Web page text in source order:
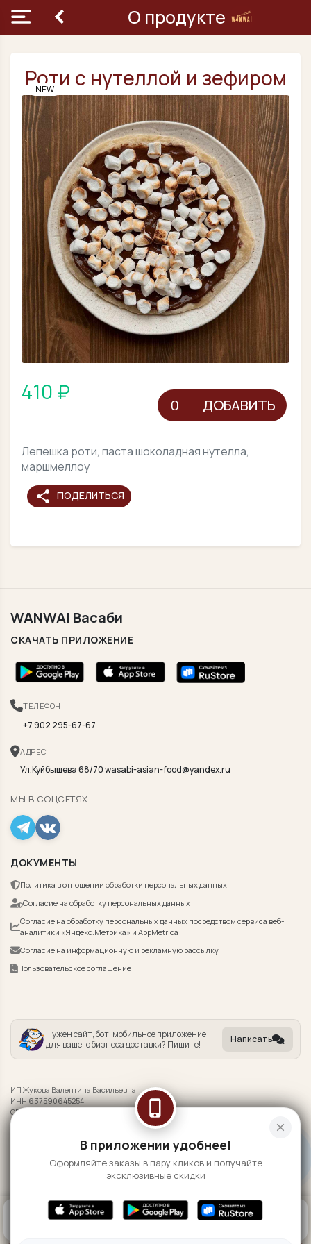
О продукте
Роти с нутеллой и зефиром
NEW
410 ₽
ДОБАВИТЬ
Лепешка роти, паста шоколадная нутелла,
маршмеллоу
share ПОДЕЛИТЬСЯ
WANWAI Васаби
СКАЧАТЬ ПРИЛОЖЕНИЕ
ТЕЛЕФОН
+7 902 295-67-67
АДРЕС
Ул.Куйбышева 68/70 wasabi-asian-food@yandex.ru
МЫ В СОЦСЕТЯХ
ДОКУМЕНТЫ
Политика в отношении обработки персональных данных
Согласие на обработку персональных данных
Согласие на обработку персональных данных посредством сервиса веб-
аналитики «Яндекс.Метрика» и AppMetrica
Согласие на информационную и рекламную рассылку
Пользовательское соглашение
Нужен сайт, бот, мобильное приложение
для вашего бизнеса доставки? Пишите!
Написать
ИП Жукова Валентина Васильевна
ИНН 637590645254
ОГРНИП 323632700007729
Информация на сайте носит справочный характер и не является публичной
2026 WANWAI Wasabi
ГЛАВНАЯ
КОРЗИНА
0 ₽
ВОЙТИ
close
phone_iphone
В приложении удобнее!
Оформляйте заказы в пару кликов и получайте
эксклюзивные скидки